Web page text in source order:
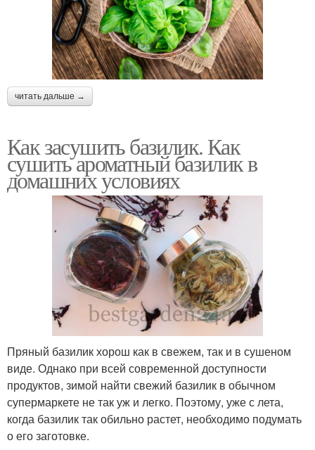
читать дальше →
Как засушить базилик. Как
сушить ароматный базилик в
домашних условиях
Пряный базилик хорош как в свежем, так и в сушеном
виде. Однако при всей современной доступности
продуктов, зимой найти свежий базилик в обычном
супермаркете не так уж и легко. Поэтому, уже с лета,
когда базилик так обильно растет, необходимо подумать
о его заготовке.